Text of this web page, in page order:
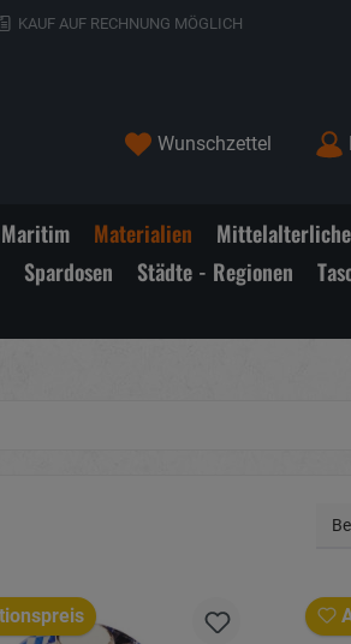
KAUF AUF RECHNUNG MÖGLICH
Wunschzettel
Maritim Materialien
Spardosen Städte - Regionen